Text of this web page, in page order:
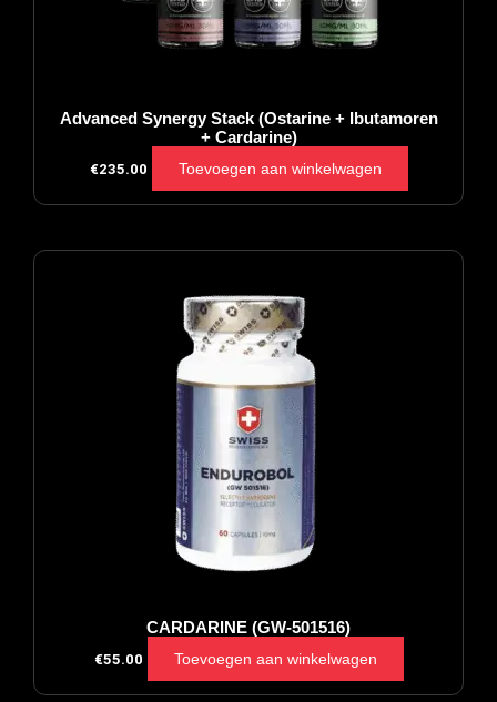
Advanced Synergy Stack (Ostarine + Ibutamoren
+ Cardarine)
€235.00 Toevoegen aan winkelwagen
CARDARINE (GW-501516)
€55.00 Toevoegen aan winkelwagen